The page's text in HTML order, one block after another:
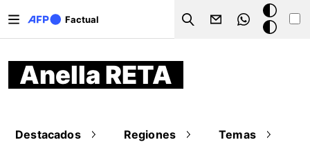
Factual
Search
Modo
oscuro
Anella RETA
Destacados Regiones Temas